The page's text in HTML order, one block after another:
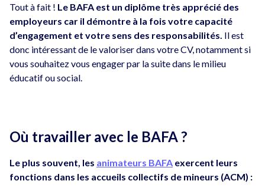
Tout à fait ! Le BAFA est un diplôme très apprécié des
employeurs car il démontre à la fois votre capacité
d’engagement et votre sens des responsabilités. Il est
donc intéressant de le valoriser dans votre CV, notamment si
vous souhaitez vous engager par la suite dans le milieu
éducatif ou social.
Où travailler avec le BAFA ?
Le plus souvent, les animateurs BAFA exercent leurs
fonctions dans les accueils collectifs de mineurs (ACM) :